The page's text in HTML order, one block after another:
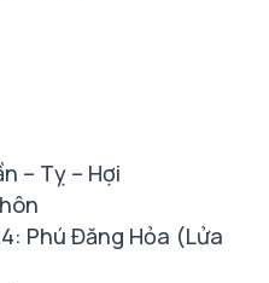
– Tỵ – Hợi
Phú Đăng Hỏa (Lửa